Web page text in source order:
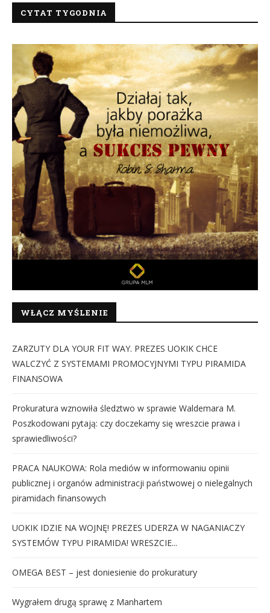
CYTAT TYGODNIA
WŁĄCZ MYŚLENIE
ZARZUTY DLA YOUR FIT WAY. PREZES UOKIK CHCE
WALCZYĆ Z SYSTEMAMI PROMOCYJNYMI TYPU PIRAMIDA
FINANSOWA
Prokuratura wznowiła śledztwo w sprawie Waldemara M.
Poszkodowani pytają: czy doczekamy się wreszcie prawa i
sprawiedliwości?
PRACA NAUKOWA: Rola mediów w informowaniu opinii
publicznej i organów administracji państwowej o nielegalnych
piramidach finansowych
UOKIK IDZIE NA WOJNĘ! PREZES UDERZA W NAGANIACZY
SYSTEMÓW TYPU PIRAMIDA! WRESZCIE...
OMEGA BEST – jest doniesienie do prokuratury
Wygrałem drugą sprawę z Manhartem